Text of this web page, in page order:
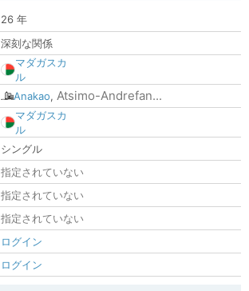
26 年
深刻な関係
マダガスカ
ル
Anakao, Atsimo-Andrefan...
マダガスカ
ル
シングル
指定されていない
指定されていない
指定されていない
ログイン
ログイン